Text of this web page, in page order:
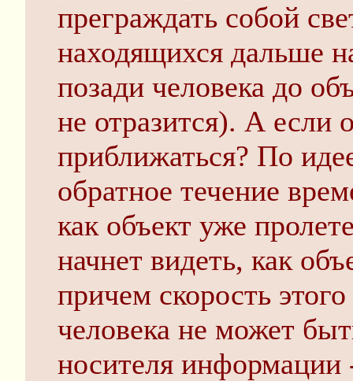
преграждать собой
находящихся дальше
позади человека до
не отразится). А если
приближаться? По
обратное течение
как объект уже
начнет видеть, как
причем скорость
человека не может
носителя информации